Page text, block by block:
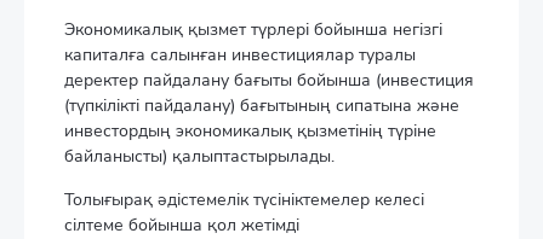
Экономикалық қызмет түрлері бойынша негізгі
капиталға салынған инвестициялар туралы
деректер пайдалану бағыты бойынша (инвестиция
(түпкілікті пайдалану) бағытының сипатына және
инвестордың экономикалық қызметінің түріне
байланысты) қалыптастырылады.
Толығырақ әдістемелік түсініктемелер келесі
сілтеме бойынша қол жетімді